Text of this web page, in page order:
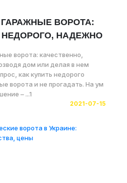
ВОРОТА:
НЕДОРОГО, НАДЕЖНО
ворота: качественно,
дом или делая в нем
как купить недорого
ворота и не прогадать. На ум
– ...1
2021-07-15